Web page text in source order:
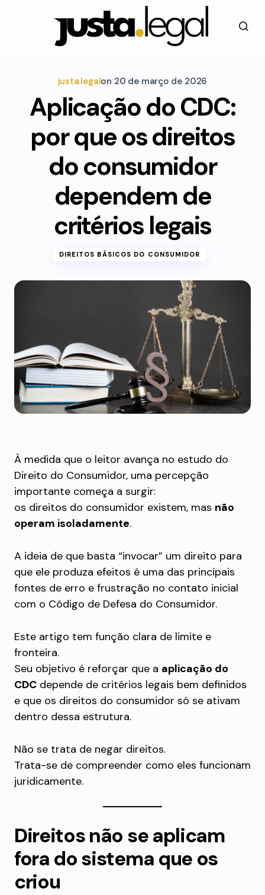
justa.legalon 20 de março de 2026
Aplicação do CDC:
por que os direitos
do consumidor
dependem de
critérios legais
DIREITOS BÁSICOS DO CONSUMIDOR
À medida que o leitor avança no estudo do
Direito do Consumidor, uma percepção
importante começa a surgir:
os direitos do consumidor existem, mas não
operam isoladamente.
A ideia de que basta “invocar” um direito para
que ele produza efeitos é uma das principais
fontes de erro e frustração no contato inicial
com o Código de Defesa do Consumidor.
Este artigo tem função clara de limite e
fronteira.
Seu objetivo é reforçar que a aplicação do
CDC depende de critérios legais bem definidos
e que os direitos do consumidor só se ativam
dentro dessa estrutura.
Não se trata de negar direitos.
Trata-se de compreender como eles funcionam
juridicamente.
Direitos não se aplicam
fora do sistema que os
criou